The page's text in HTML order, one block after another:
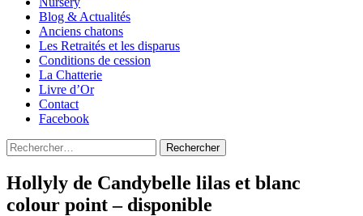
Blog & Actualités
Anciens chatons
Les Retraités et les disparus
Conditions de cession
La Chatterie
Livre d’Or
Contact
Facebook
Rechercher :
Hollyly de Candybelle lilas et blanc
colour point – disponible